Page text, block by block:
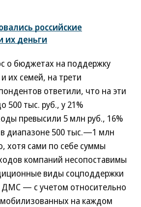
российские
их деньги
о бюджетах на поддержку
их семей, на трети
ответили, что на эти
500 тыс. руб., у 21%
превысили 5 млн руб., 16%
в диапазоне 500 тыс.—1 млн
хотя сами по себе суммы
компаний несопоставимы
виды соцподдержки
— с учетом относительно
на каждом